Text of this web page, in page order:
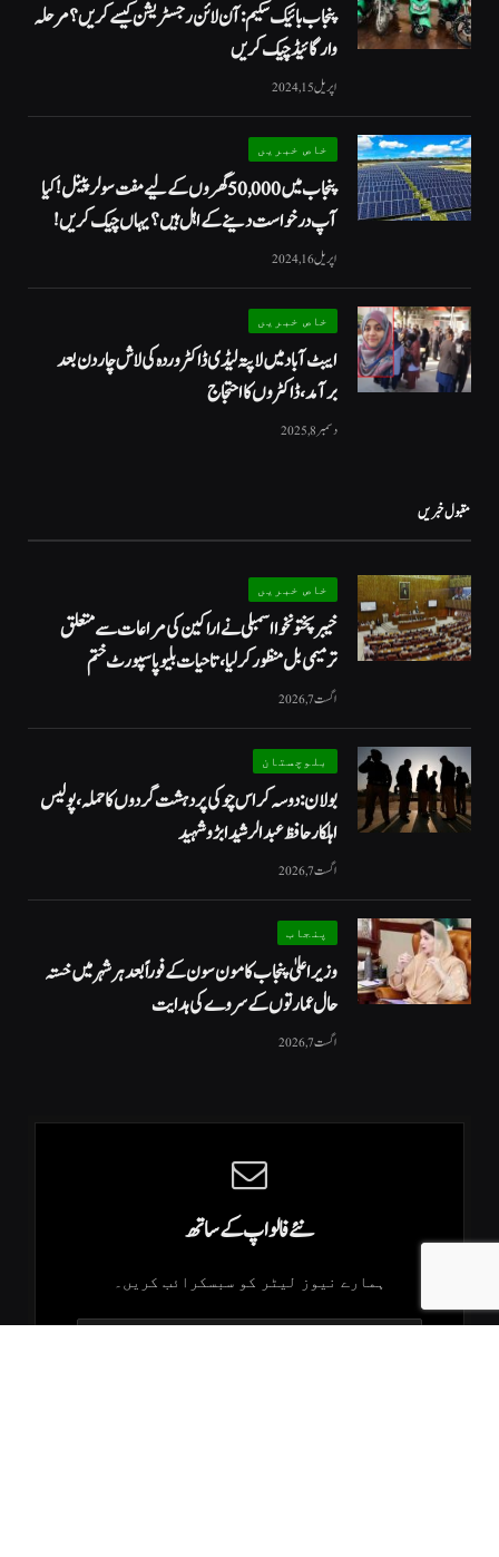
پنجاب بائیک سکیم: آن لائن رجسٹریشن کیسے کریں؟ مرحلہ
وار گائیڈ چیک کریں
اپریل 15, 2024
خاص خبریں
پنجاب میں 50,000 گھروں کے لیے مفت سولر پینل! کیا
آپ درخواست دینے کے اہل ہیں؟ یہاں چیک کریں!
اپریل 16, 2024
خاص خبریں
ایبٹ آباد میں لاپتہ لیڈی ڈاکٹر وردہ کی لاش چار دن بعد
برآمد، ڈاکٹروں کا احتجاج
دسمبر 8, 2025
مقبول خبریں
خاص خبریں
خیبرپختونخوا اسمبلی نے اراکین کی مراعات سے متعلق
ترمیمی بل منظور کر لیا، تاحیات بلیو پاسپورٹ ختم
اگست 7, 2026
بلوچستان
بولان: دوسہ کراس چوکی پر دہشت گردوں کا حملہ، پولیس
اہلکار حافظ عبدالرشید ابڑو شہید
اگست 7, 2026
پنجاب
وزیراعلیٰ پنجاب کا مون سون کے فوراً بعد ہر شہر میں خستہ
حال عمارتوں کے سروے کی ہدایت
اگست 7, 2026
نئے فالو اپ کے ساتھ
ہمارے نیوز لیٹر کو سبسکرائب کریں۔